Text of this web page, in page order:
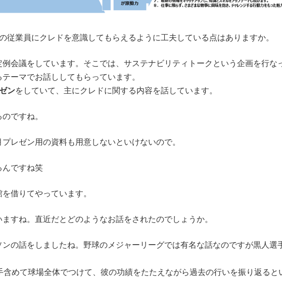
従業員にクレドを意識してもらえるように工夫している点はありますか。
例会議をしています。そこでは、サステナビリティトークという企画を行な
ーマでお話ししてもらっています。
ンをしていて、主にクレドに関する内容を話しています。
ですね。
レゼン用の資料も用意しないといけないので。
んですね笑
借りてやっています。
すね。直近だとどのようなお話をされたのでしょうか。
ンの話をしましたね。野球のメジャーリーグでは有名な話なのですが黒人選
めて球場全体でつけて、彼の功績をたたえながら過去の行いを振り返ると